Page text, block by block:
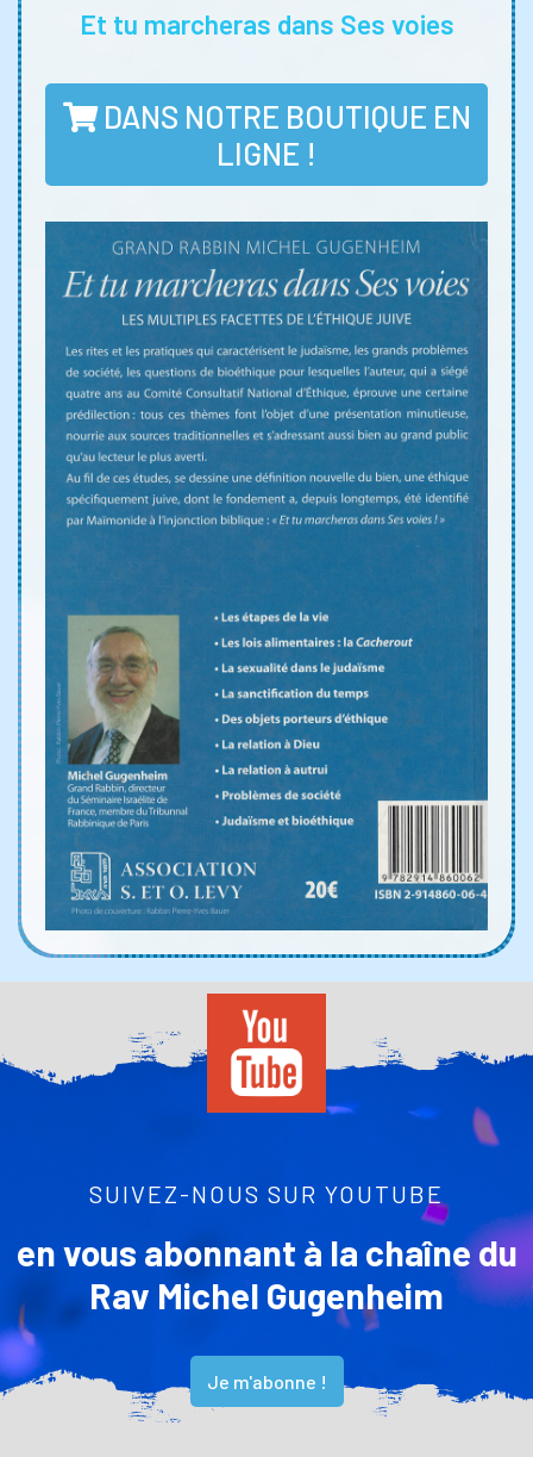
Et tu marcheras dans Ses voies
DANS NOTRE BOUTIQUE EN
LIGNE !
SUIVEZ-NOUS SUR YOUTUBE
en vous abonnant à la chaîne du
Rav Michel Gugenheim
Je m'abonne !